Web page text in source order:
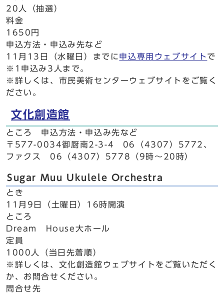
20人（抽選）
料金
1650円
申込方法・申込み先など
11月13日（水曜日）までに 申込専用ウェブサイト で
※1申込み3人まで。
※詳しくは、市民美術センターウェブサイトをご覧く
ださい。
文化創造館
ところ 申込方法・申込み先など
〒577-0034御厨南2-3-4 06（4307）5772、
ファクス 06（4307）5778（9時～20時）
Sugar Muu Ukulele Orchestra
とき
11月9日（土曜日）16時開演
ところ
Dream House大ホール
定員
1000人（当日先着順）
※詳しくは、文化創造館ウェブサイトをご覧いただく
か、お問合せください。
問合せ先